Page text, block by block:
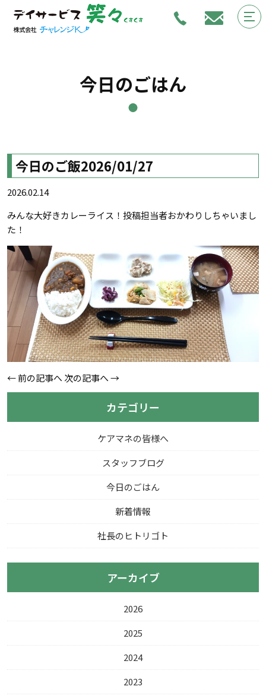
今日のごはん
今日のご飯2026/01/27
2026.02.14
みんな大好きカレーライス！投稿担当者おかわりしちゃいまし
た！
←前の記事へ 次の記事へ→
カテゴリー
ケアマネの皆様へ
スタッフブログ
今日のごはん
新着情報
社長のヒトリゴト
アーカイブ
2026
2025
2024
2023